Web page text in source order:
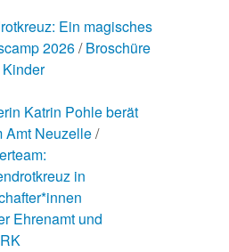
Ein magisches
2026 Broschüre
Katrin Pohle berät
Amt Neuzelle
in
Ehrenamt und